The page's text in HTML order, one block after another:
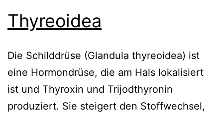
Thyreoidea
Die Schilddrüse (Glandula thyreoidea) ist
eine Hormondrüse, die am Hals lokalisiert
ist und Thyroxin und Trijodthyronin
produziert. Sie steigert den Stoffwechsel,